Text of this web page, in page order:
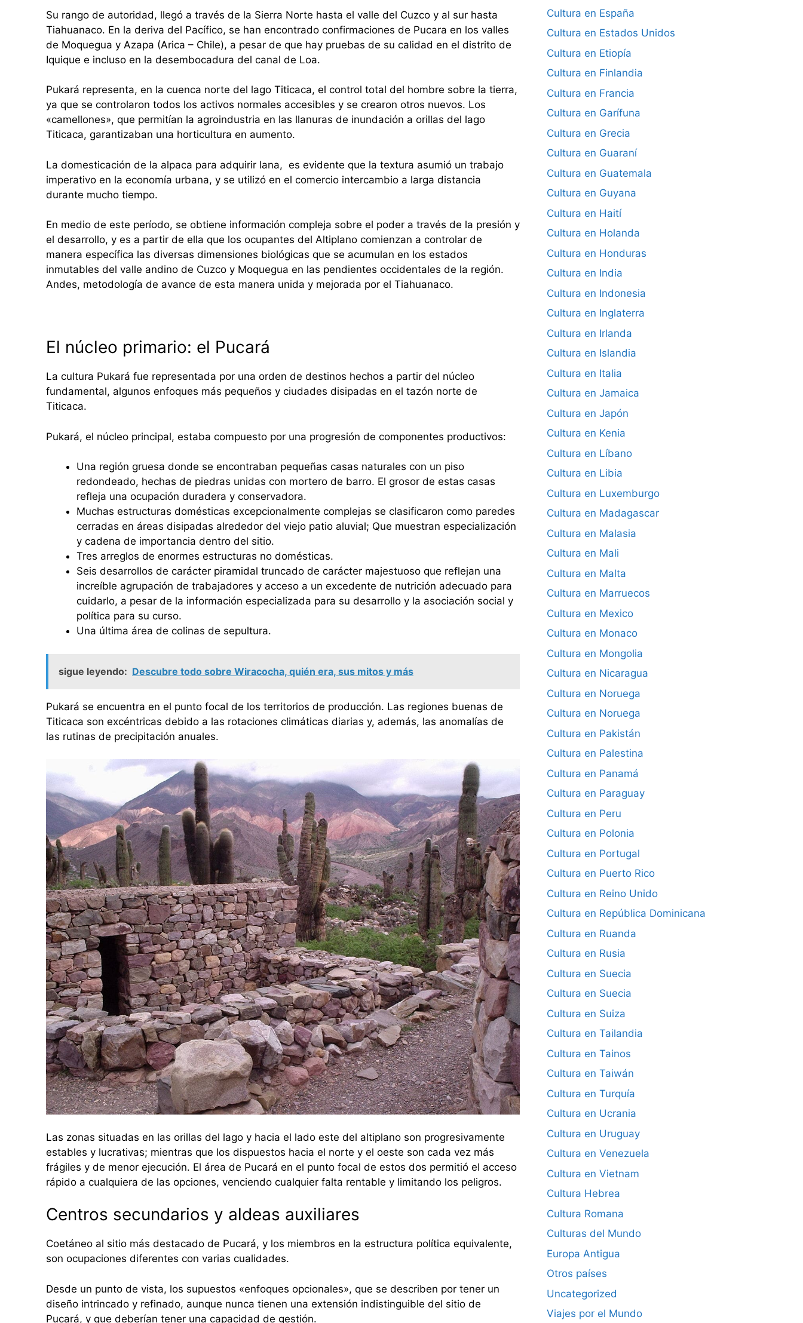
Su rango de autoridad, llegó a través de la Sierra Norte hasta el valle del Cuzco y al sur hasta
Tiahuanaco. En la deriva del Pacífico, se han encontrado confirmaciones de Pucara en los valles
de Moquegua y Azapa (Arica – Chile), a pesar de que hay pruebas de su calidad en el distrito de
Iquique e incluso en la desembocadura del canal de Loa.
Pukará representa, en la cuenca norte del lago Titicaca, el control total del hombre sobre la tierra,
ya que se controlaron todos los activos normales accesibles y se crearon otros nuevos. Los
«camellones», que permitían la agroindustria en las llanuras de inundación a orillas del lago
Titicaca, garantizaban una horticultura en aumento.
La domesticación de la alpaca para adquirir lana, es evidente que la textura asumió un trabajo
imperativo en la economía urbana, y se utilizó en el comercio intercambio a larga distancia
durante mucho tiempo.
En medio de este período, se obtiene información compleja sobre el poder a través de la presión y
el desarrollo, y es a partir de ella que los ocupantes del Altiplano comienzan a controlar de
manera específica las diversas dimensiones biológicas que se acumulan en los estados
inmutables del valle andino de Cuzco y Moquegua en las pendientes occidentales de la región.
Andes, metodología de avance de esta manera unida y mejorada por el Tiahuanaco.
El núcleo primario: el Pucará
La cultura Pukará fue representada por una orden de destinos hechos a partir del núcleo
fundamental, algunos enfoques más pequeños y ciudades disipadas en el tazón norte de
Titicaca.
Pukará, el núcleo principal, estaba compuesto por una progresión de componentes productivos:
Una región gruesa donde se encontraban pequeñas casas naturales con un piso
redondeado, hechas de piedras unidas con mortero de barro. El grosor de estas casas
refleja una ocupación duradera y conservadora.
Muchas estructuras domésticas excepcionalmente complejas se clasificaron como paredes
cerradas en áreas disipadas alrededor del viejo patio aluvial; Que muestran especialización
y cadena de importancia dentro del sitio.
Tres arreglos de enormes estructuras no domésticas.
Seis desarrollos de carácter piramidal truncado de carácter majestuoso que reflejan una
increíble agrupación de trabajadores y acceso a un excedente de nutrición adecuado para
cuidarlo, a pesar de la información especializada para su desarrollo y la asociación social y
política para su curso.
Una última área de colinas de sepultura.
sigue leyendo: Descubre todo sobre Wiracocha, quién era, sus mitos y más
Pukará se encuentra en el punto focal de los territorios de producción. Las regiones buenas de
Titicaca son excéntricas debido a las rotaciones climáticas diarias y, además, las anomalías de
las rutinas de precipitación anuales.
Las zonas situadas en las orillas del lago y hacia el lado este del altiplano son progresivamente
estables y lucrativas; mientras que los dispuestos hacia el norte y el oeste son cada vez más
frágiles y de menor ejecución. El área de Pucará en el punto focal de estos dos permitió el acceso
rápido a cualquiera de las opciones, venciendo cualquier falta rentable y limitando los peligros.
Centros secundarios y aldeas auxiliares
Coetáneo al sitio más destacado de Pucará, y los miembros en la estructura política equivalente,
son ocupaciones diferentes con varias cualidades.
Desde un punto de vista, los supuestos «enfoques opcionales», que se describen por tener un
diseño intrincado y refinado, aunque nunca tienen una extensión indistinguible del sitio de
Pucará, y que deberían tener una capacidad de gestión.
Cultura en España
Cultura en Estados Unidos
Cultura en Etiopía
Cultura en Finlandia
Cultura en Francia
Cultura en Garífuna
Cultura en Grecia
Cultura en Guaraní
Cultura en Guatemala
Cultura en Guyana
Cultura en Haití
Cultura en Holanda
Cultura en Honduras
Cultura en India
Cultura en Indonesia
Cultura en Inglaterra
Cultura en Irlanda
Cultura en Islandia
Cultura en Italia
Cultura en Jamaica
Cultura en Japón
Cultura en Kenia
Cultura en Líbano
Cultura en Libia
Cultura en Luxemburgo
Cultura en Madagascar
Cultura en Malasia
Cultura en Mali
Cultura en Malta
Cultura en Marruecos
Cultura en Mexico
Cultura en Monaco
Cultura en Mongolia
Cultura en Nicaragua
Cultura en Noruega
Cultura en Noruega
Cultura en Pakistán
Cultura en Palestina
Cultura en Panamá
Cultura en Paraguay
Cultura en Peru
Cultura en Polonia
Cultura en Portugal
Cultura en Puerto Rico
Cultura en Reino Unido
Cultura en República Dominicana
Cultura en Ruanda
Cultura en Rusia
Cultura en Suecia
Cultura en Suecia
Cultura en Suiza
Cultura en Tailandia
Cultura en Tainos
Cultura en Taiwán
Cultura en Turquía
Cultura en Ucrania
Cultura en Uruguay
Cultura en Venezuela
Cultura en Vietnam
Cultura Hebrea
Cultura Romana
Culturas del Mundo
Europa Antigua
Otros países
Uncategorized
Viajes por el Mundo